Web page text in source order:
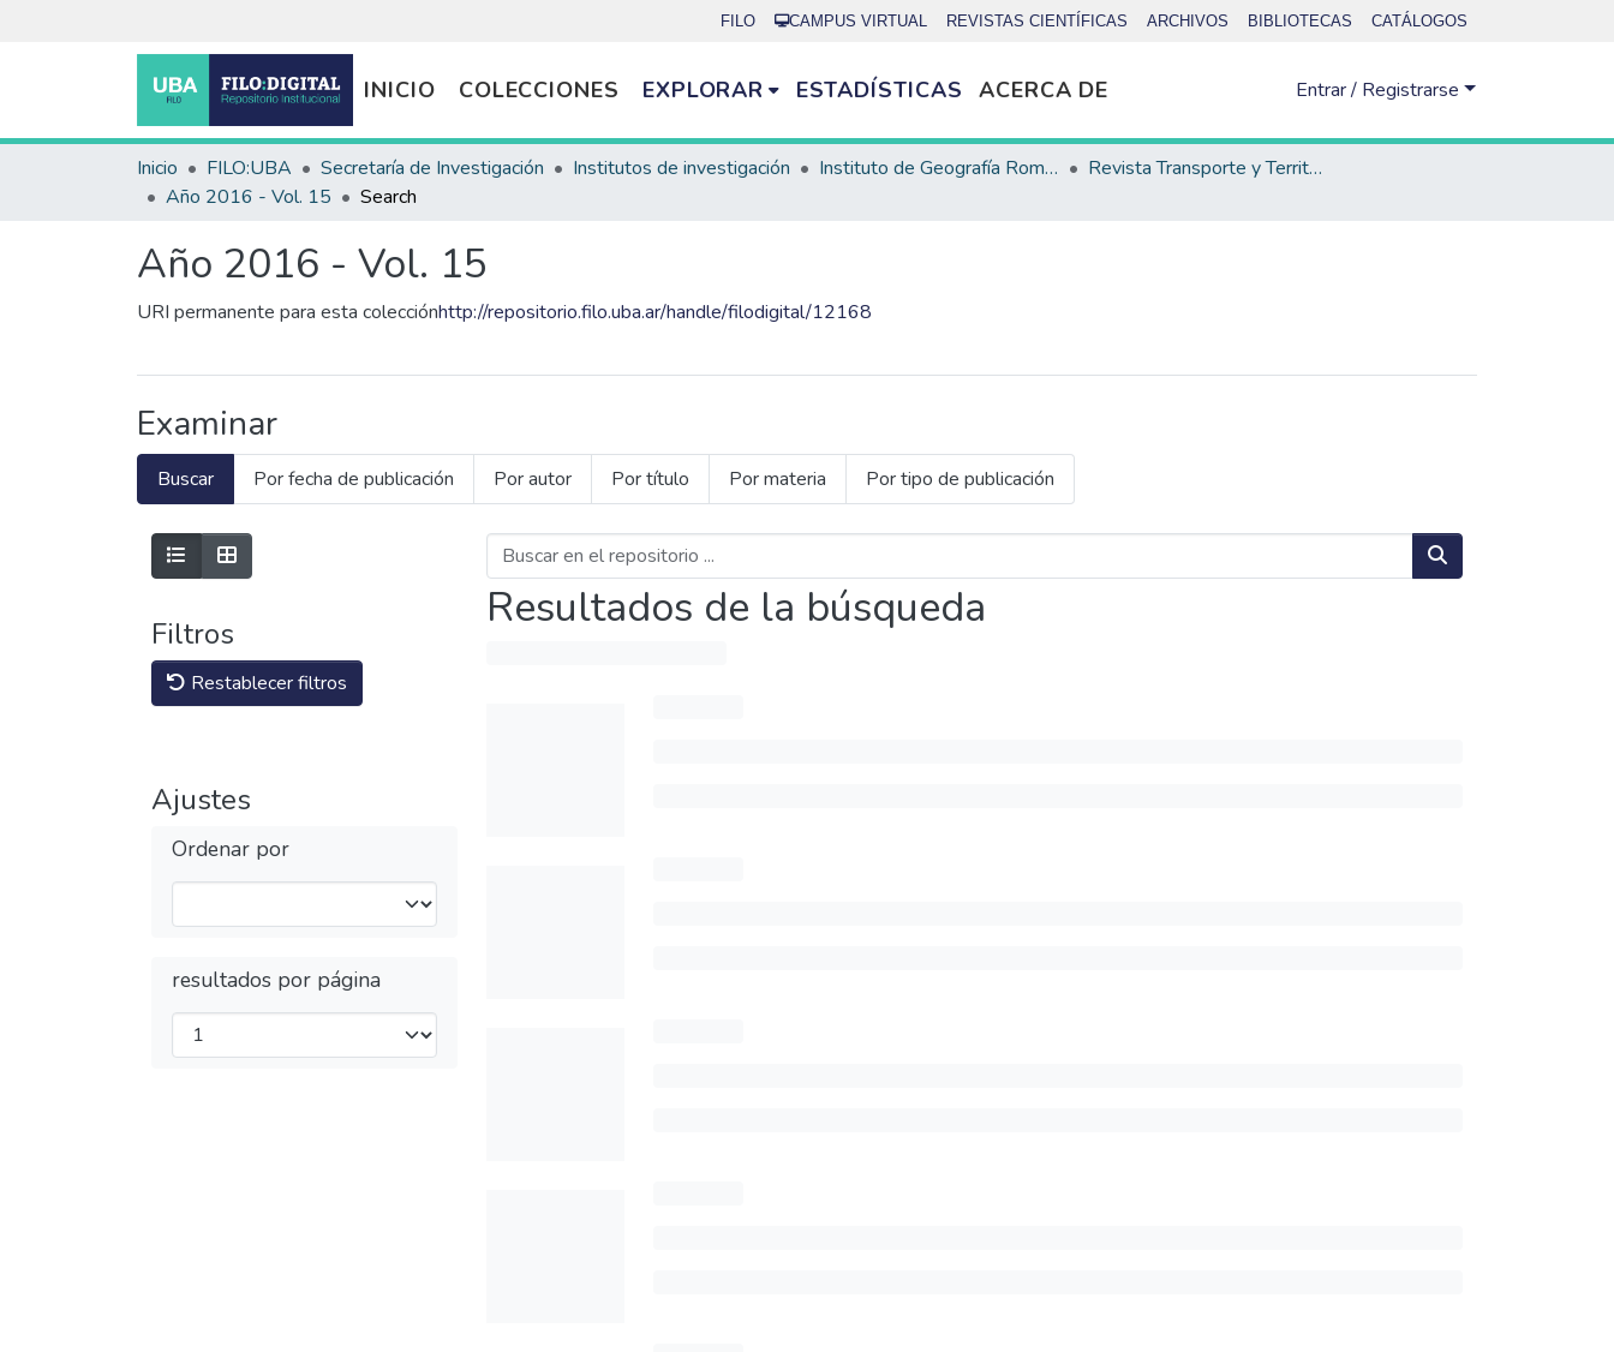
FILO CAMPUS VIRTUAL REVISTAS CIENTÍFICAS ARCHIVOS BIBLIOTECAS CATÁLOGOS
INICIO COLECCIONES EXPLORAR ESTADÍSTICAS ACERCA DE Entrar / Registrarse
Inicio FILO:UBA Secretaría de Investigación Institutos de investigación Instituto de Geografía Romualdo Ardissone
Revista Transporte y Territorio
Año 2016 - Vol. 15
Search
Año 2016 - Vol. 15
URI permanente para esta colecciónhttp://repositorio.filo.uba.ar/handle/filodigital/12168
Examinar
Buscar Por fecha de publicación Por autor Por título Por materia Por tipo de publicación
Filtros
Restablecer filtros
Ajustes
Ordenar por
resultados por página
Resultados de la búsqueda